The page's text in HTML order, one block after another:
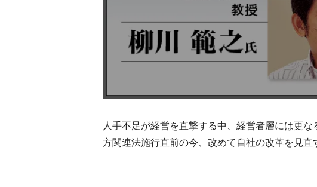
人手不足が経営を直撃する中、経営者層には更
方関連法施行直前の今、改めて自社の改革を見直